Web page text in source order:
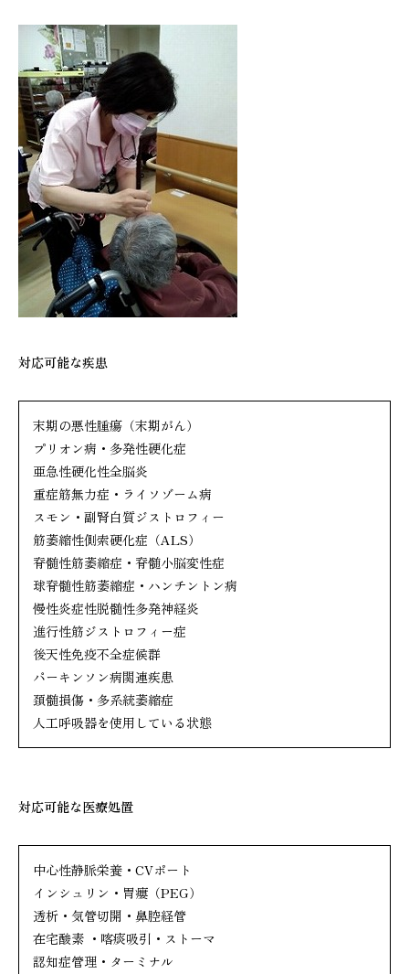
対応可能な疾患
末期の悪性腫瘍（末期がん）
プリオン病・多発性硬化症
亜急性硬化性全脳炎
重症筋無力症・ライソゾーム病
スモン・副腎白質ジストロフィー
筋萎縮性側索硬化症（ALS）
脊髄性筋萎縮症・脊髄小脳変性症
球脊髄性筋萎縮症・ハンチントン病
慢性炎症性脱髄性多発神経炎
進行性筋ジストロフィー症
後天性免疫不全症候群
パーキンソン病関連疾患
頚髄損傷・多系統萎縮症
人工呼吸器を使用している状態
対応可能な医療処置
中心性静脈栄養・CVポート
インシュリン・胃瘻（PEG）
透析・気管切開・鼻腔経管
在宅酸素 ・喀痰吸引・ストーマ
認知症管理・ターミナル